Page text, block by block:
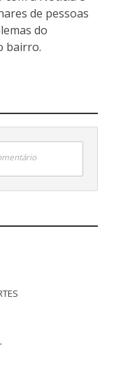
de pessoas
do
bairro.